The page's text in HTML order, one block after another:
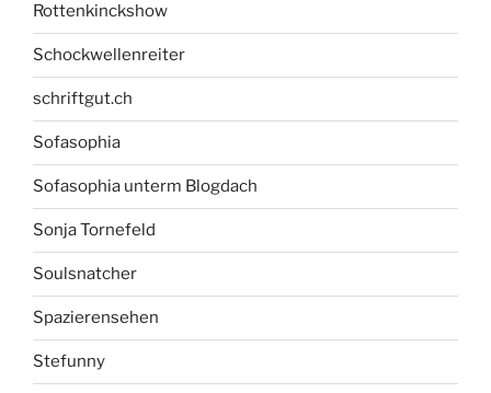
Rottenkinckshow
Schockwellenreiter
schriftgut.ch
Sofasophia
Sofasophia unterm Blogdach
Sonja Tornefeld
Soulsnatcher
Spazierensehen
Stefunny